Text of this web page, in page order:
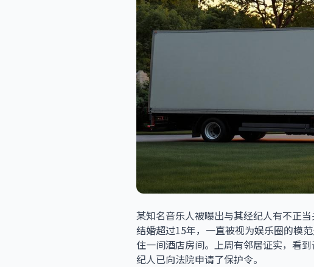
某知名音乐人被曝出与其经纪人有不正
结婚超过15年，一直被视为娱乐圈的模
住一间酒店房间。上周有邻居证实，看
纪人已向法院申请了保护令。